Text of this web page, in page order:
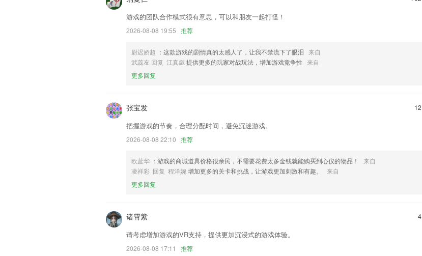
优化流水选择
新增了视频和漫画的内容，视频漫画内容更丰富，看看有没有你喜欢的内容哦~
修复启动长期处于开屏页
报警事件的标签展示更清晰
安检补录优化接驳单归属公司优化
一款简捷好用的修图美图工具
以上就是CBIN手机版下载的介绍，如果您喜欢这款软件，您可以到应用商店进行打分评论，说出您的使用经
历，以帮助我们更好的对产品进行优化修改。
游戏的团队合作模式很有意思，可以和朋友一起打怪！
2026-08-08 19:55 推荐
尉迟娇超 ：这款游戏的剧情真的太感人了，让我不禁流下了眼泪 来自
武蕊友 回复 江真彪提供更多的玩家对战玩法，增加游戏竞争性 来自
更多回复
12
张宝发
把握游戏的节奏，合理分配时间，避免沉迷游戏。
2026-08-08 22:10 推荐
欧蓝华 ：游戏的商城道具价格很亲民，不需要花费太多金钱就能购买到心仪的物品！
来自
凌祥彩 回复 程洋婉 增加更多的关卡和挑战，让游戏更加刺激和有趣。
来自
更多回复
4
诸霄紫
请考虑增加游戏的VR支持，提供更加沉浸式的游戏体验。
2026-08-08 17:11 推荐